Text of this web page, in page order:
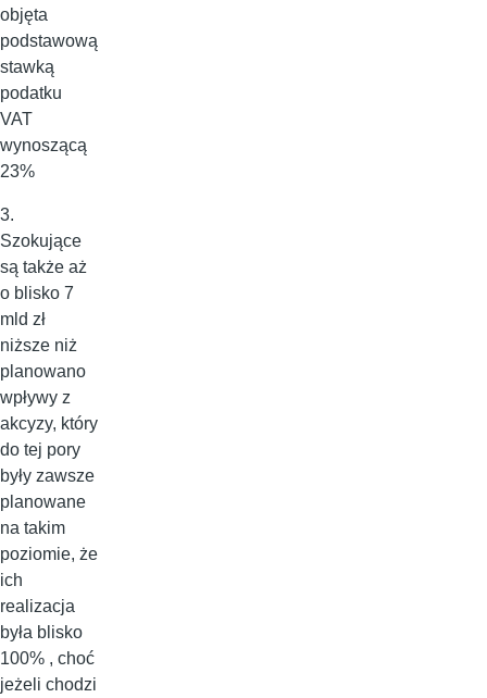
objęta
podstawową
stawką
podatku
VAT
wynoszącą
23%
3.
Szokujące
są także aż
o blisko 7
mld zł
niższe niż
planowano
wpływy z
akcyzy, który
do tej pory
były zawsze
planowane
na takim
poziomie, że
ich
realizacja
była blisko
100% , choć
jeżeli chodzi